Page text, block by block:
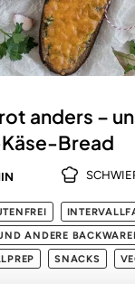
anders –
Bread
ANDERE
SNACKS